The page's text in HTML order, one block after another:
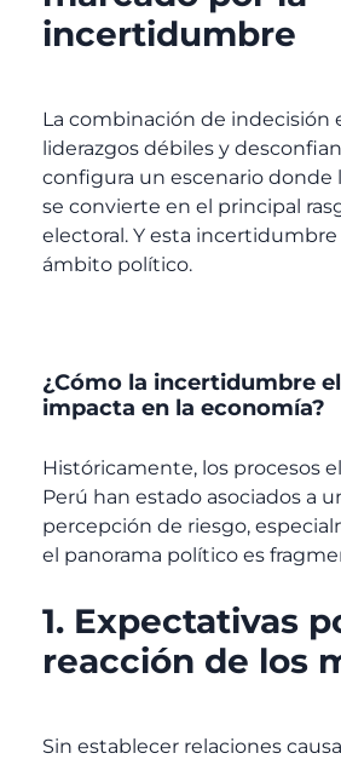
incertidumbre
La combinación de indecisión
liderazgos débiles y
configura un escenario
se convierte en el principal
electoral. Y esta
ámbito político.
¿Cómo la incertidumbre
impacta en la economía?
Históricamente, los procesos
Perú han estado asociados a
percepción de riesgo,
el panorama político es
1. Expectativas
reacción de los
Sin establecer relaciones